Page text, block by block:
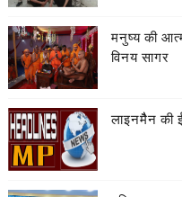
मनुष्य की
विनय सागर
लाइनमैैन की